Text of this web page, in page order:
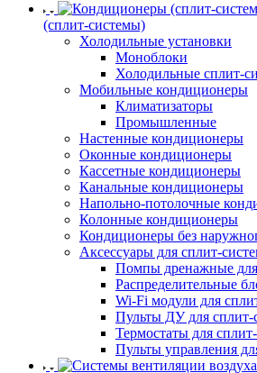
(сплит-системы)
Холодильные установки
Моноблоки
Холодильные сплит-
Мобильные кондиционеры
Климатизаторы
Промышленные
Настенные кондиционеры
Оконные кондиционеры
Кассетные кондиционеры
Канальные кондиционеры
Напольно-потолочные
Колонные кондиционеры
Кондиционеры без
Аксессуары для сплит-
Помпы дренажные для
Распределительные
Wi-Fi модули для
Пульты ДУ для сплит-
Термостаты для
Пульты управления